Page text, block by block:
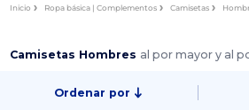
Inicio Ropa básica | Complementos Camisetas
Camisetas Hombres al por mayor y al
Ordenar por